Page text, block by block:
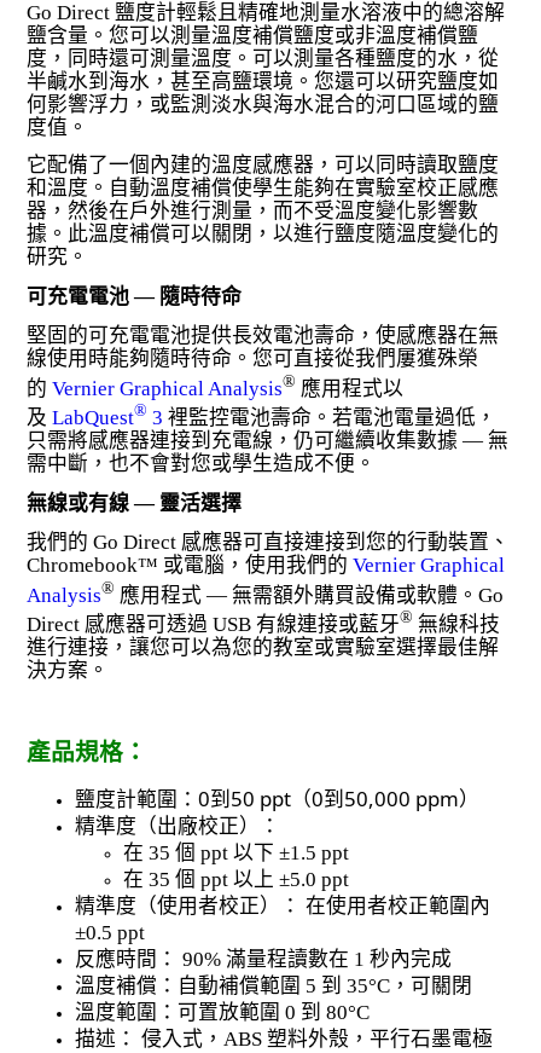
Go Direct 鹽度計輕鬆且精確地測量水溶液中的總溶解
鹽含量。您可以測量溫度補償鹽度或非溫度補償鹽
度，同時還可測量溫度。可以測量各種鹽度的水，從
半鹹水到海水，甚至高鹽環境。您還可以研究鹽度如
何影響浮力，或監測淡水與海水混合的河口區域的鹽
度值。
它配備了一個內建的溫度感應器，可以同時讀取鹽度
和溫度。自動溫度補償使學生能夠在實驗室校正感應
器，然後在戶外進行測量，而不受溫度變化影響數
據。此溫度補償可以關閉，以進行鹽度隨溫度變化的
研究。
可充電電池 — 隨時待命
堅固的可充電電池提供長效電池壽命，使感應器在無
線使用時能夠隨時待命。您可直接從我們屢獲殊榮
的Vernier Graphical Analysis® 應用程式以
及LabQuest® 3 裡監控電池壽命。若電池電量過低，
只需將感應器連接到充電線，仍可繼續收集數據 — 無
需中斷，也不會對您或學生造成不便。
無線或有線 — 靈活選擇
我們的 Go Direct 感應器可直接連接到您的行動裝置、
Chromebook™ 或電腦，使用我們的Vernier Graphical
Analysis® 應用程式 — 無需額外購買設備或軟體。Go
Direct 感應器可透過 USB 有線連接或藍牙® 無線科技
進行連接，讓您可以為您的教室或實驗室選擇最佳解
決方案。
產品規格：
鹽度計範圍：0到50 ppt（0到50,000 ppm）
精準度（出廠校正）：
在 35 個 ppt 以下 ±1.5 ppt
在 35 個 ppt 以上 ±5.0 ppt
精準度（使用者校正）： 在使用者校正範圍內
±0.5 ppt
反應時間： 90% 滿量程讀數在 1 秒內完成
溫度補償：自動補償範圍 5 到 35°C，可關閉
溫度範圍：可置放範圍 0 到 80°C
描述： 侵入式，ABS 塑料外殼，平行石墨電極